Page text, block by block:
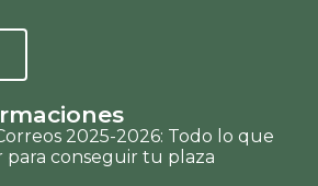
2025-2026: Todo lo que
para conseguir tu plaza